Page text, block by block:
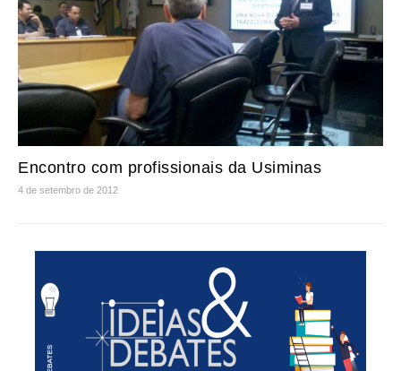
Encontro com profissionais da Usiminas
4 de setembro de 2012